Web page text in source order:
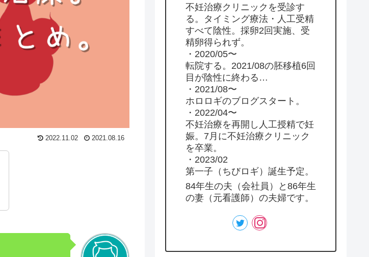
2022.11.02 2021.08.16
不妊治療クリニックを受診す
る。タイミング療法・人工受精
すべて陰性。採卵2回実施、受
精卵得られず。
・2020/05〜
転院する。2021/08の胚移植6回
目が陰性に終わる…
・2021/08〜
ホロロギのブログスタート。
・2022/04〜
不妊治療を再開し人工授精で妊
娠。7月に不妊治療クリニック
を卒業。
・2023/02
第一子（ちびロギ）誕生予定。
84年生の夫（会社員）と86年生
の妻（元看護師）の夫婦です。